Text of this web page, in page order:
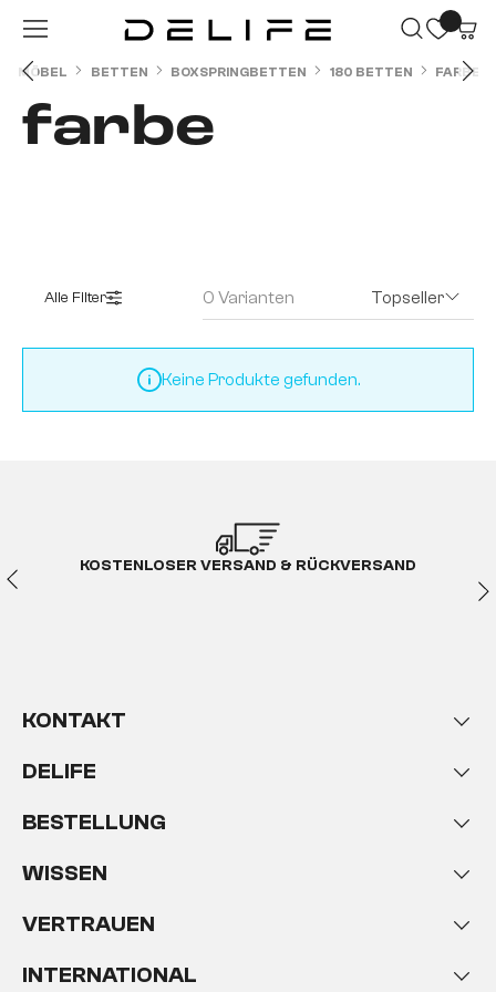
Zum Hauptinhalt springen
MÖBEL BETTEN BOXSPRINGBETTEN 180 BETTEN FARBE
farbe
Alle Filter 0 Varianten Topseller
Keine Produkte gefunden.
KOSTENLOSER VERSAND & RÜCKVERSAND
KONTAKT
DELIFE
BESTELLUNG
WISSEN
VERTRAUEN
INTERNATIONAL